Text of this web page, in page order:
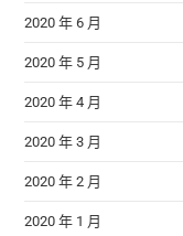
2020 年 6 月
2020 年 5 月
2020 年 4 月
2020 年 3 月
2020 年 2 月
2020 年 1 月